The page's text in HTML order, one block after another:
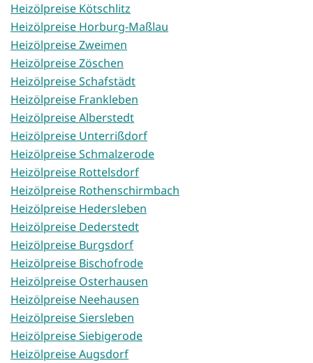
Heizölpreise Kötschlitz
Heizölpreise Horburg-Maßlau
Heizölpreise Zweimen
Heizölpreise Zöschen
Heizölpreise Schafstädt
Heizölpreise Frankleben
Heizölpreise Alberstedt
Heizölpreise Unterrißdorf
Heizölpreise Schmalzerode
Heizölpreise Rottelsdorf
Heizölpreise Rothenschirmbach
Heizölpreise Hedersleben
Heizölpreise Dederstedt
Heizölpreise Burgsdorf
Heizölpreise Bischofrode
Heizölpreise Osterhausen
Heizölpreise Neehausen
Heizölpreise Siersleben
Heizölpreise Siebigerode
Heizölpreise Augsdorf